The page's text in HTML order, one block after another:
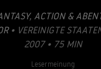
, ACTION &
• VEREINIGTE
2007 • 75 MIN
Lesermeinung